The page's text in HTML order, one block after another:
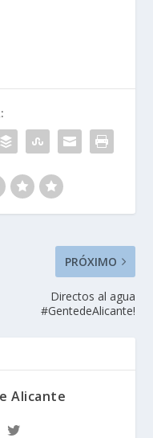
PRÓXIMO
Directos al agua
#GentedeAlicante!
Alicante